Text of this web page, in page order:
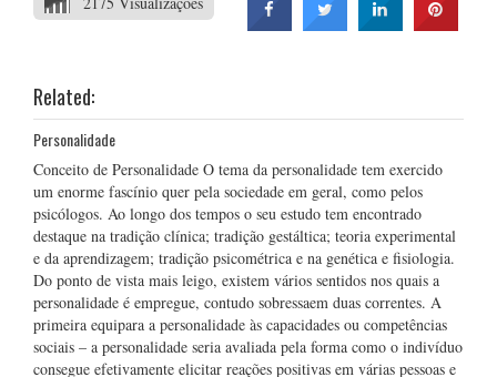
Related:
Personalidade
Conceito de Personalidade O tema da personalidade tem exercido
um enorme fascínio quer pela sociedade em geral, como pelos
psicólogos. Ao longo dos tempos o seu estudo tem encontrado
destaque na tradição clínica; tradição gestáltica; teoria experimental
e da aprendizagem; tradição psicométrica e na genética e fisiologia.
Do ponto de vista mais leigo, existem vários sentidos nos quais a
personalidade é empregue, contudo sobressaem duas correntes. A
primeira equipara a personalidade às capacidades ou competências
sociais – a personalidade seria avaliada pela forma como o indivíduo
consegue efetivamente elicitar reações positivas em várias pessoas e